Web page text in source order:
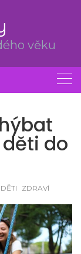
věku
do
ZDRAVÍ